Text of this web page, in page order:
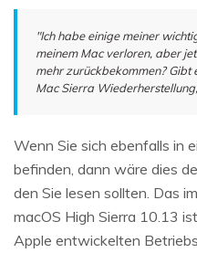
"Ich habe einige meiner
meinem Mac verloren, aber
mehr zurückbekommen? Gibt
Mac Sierra
Wenn Sie sich ebenfalls in
befinden, dann wäre dies
den Sie lesen sollten. Das
macOS High Sierra 10.13
Apple entwickelten